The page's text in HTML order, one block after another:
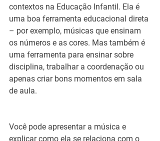
contextos na Educação Infantil. Ela é
uma boa ferramenta educacional direta
– por exemplo, músicas que ensinam
os números e as cores. Mas também é
uma ferramenta para ensinar sobre
disciplina, trabalhar a coordenação ou
apenas criar bons momentos em sala
de aula.
Você pode apresentar a música e
explicar como ela se relaciona com o